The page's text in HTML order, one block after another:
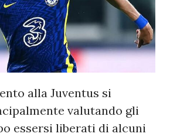
alla Juventus si
valutando gli
essersi liberati di alcuni